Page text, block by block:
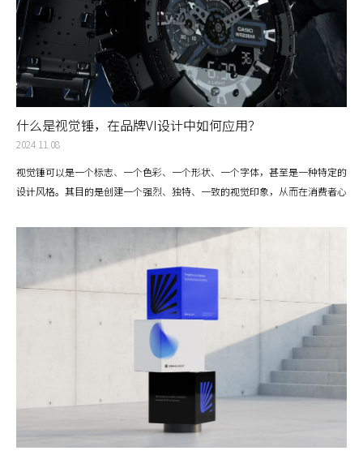
什么是视觉锤，在品牌VI设计中如何应用？
2024.11.08
视觉锤可以是一个标志、一个色彩、一个形状、一个字体，甚至是一种特定的
设计风格。其目的是创建一个强烈、独特、一致的视觉印象，从而在消费者心